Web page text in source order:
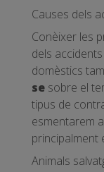
Causes dels
Conèixer les
dels
domèstics
se sobre el
tipus de
esmentarem
principalment
Animals